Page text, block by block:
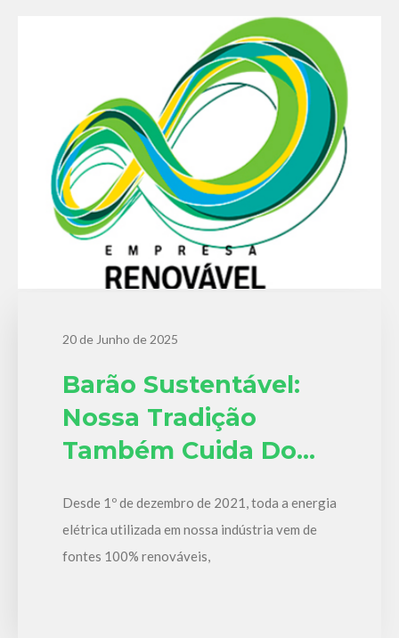
20 de Junho de 2025
Barão Sustentável:
Nossa Tradição
Também Cuida Do
Desde 1º de dezembro de 2021, toda a energia
elétrica utilizada em nossa indústria vem de
fontes 100% renováveis,